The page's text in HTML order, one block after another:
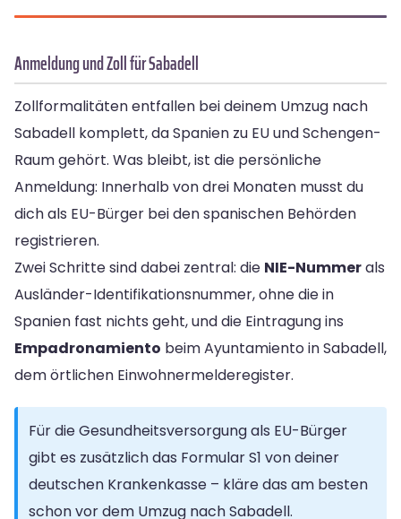
Anmeldung und Zoll für Sabadell
Zollformalitäten entfallen bei deinem Umzug nach
Sabadell komplett, da Spanien zu EU und Schengen-
Raum gehört. Was bleibt, ist die persönliche
Anmeldung: Innerhalb von drei Monaten musst du
dich als EU-Bürger bei den spanischen Behörden
registrieren.
Zwei Schritte sind dabei zentral: die NIE-Nummerals
Ausländer-Identifikationsnummer, ohne die in
Spanien fast nichts geht, und die Eintragung ins
Empadronamiento beim Ayuntamiento in Sabadell,
dem örtlichen Einwohnermelderegister.
Für die Gesundheitsversorgung als EU-Bürger
gibt es zusätzlich das Formular S1 von deiner
deutschen Krankenkasse – kläre das am besten
schon vor dem Umzug nach Sabadell.